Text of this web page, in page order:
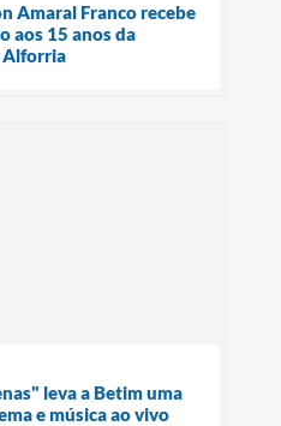
Amaral Franco recebe
aos 15 anos da
Alforria
leva a Betim uma
e música ao vivo